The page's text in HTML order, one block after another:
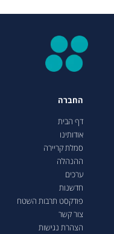
החברה
דף הבית
אודותינו
סמלת קריירה
ההנהלה
ערכים
חדשנות
פודקסט תרבות השטח
צור קשר
הצהרת נגישות